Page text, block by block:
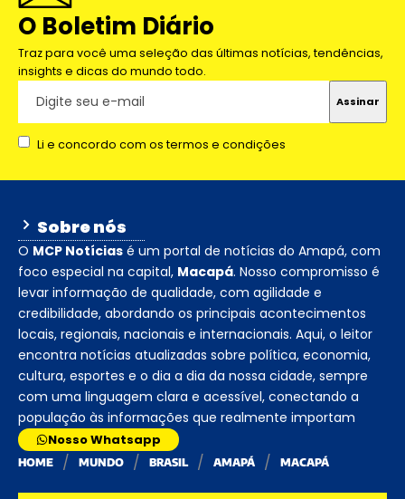
O Boletim Diário
Traz para você uma seleção das últimas notícias, tendências,
insights e dicas do mundo todo.
Li e concordo com os termos e condições
Sobre nós
O MCP Notícias é um portal de notícias do Amapá, com
foco especial na capital, Macapá. Nosso compromisso é
levar informação de qualidade, com agilidade e
credibilidade, abordando os principais acontecimentos
locais, regionais, nacionais e internacionais. Aqui, o leitor
encontra notícias atualizadas sobre política, economia,
cultura, esportes e o dia a dia da nossa cidade, sempre
com uma linguagem clara e acessível, conectando a
população às informações que realmente importam
Nosso Whatsapp
HOME MUNDO BRASIL AMAPÁ MACAPÁ